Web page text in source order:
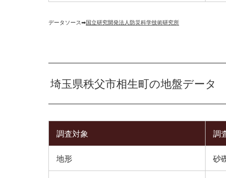
データソース➡︎国立研究開発法人防災科学技術研究所
埼玉県秩父市相生町の地盤データ
調査対象 調
地形 砂